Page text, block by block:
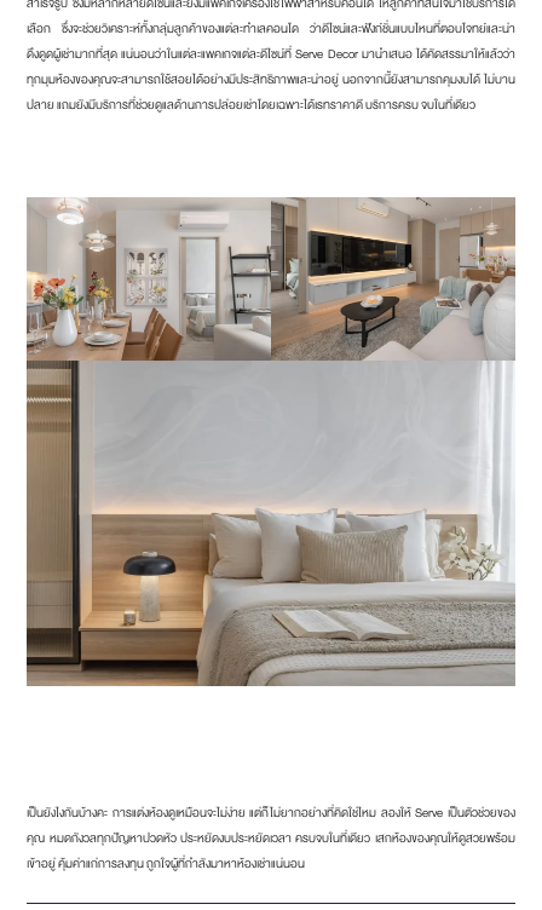
เลือก ซึ่งจะช่วยวิเคราะห์ทั้งกลุ่มลูกค้าของแต่ละทำเลคอนโด ว่าดีไซน์และฟังก์ชั่นแบบไหนที่ตอบโจทย์และน่า
ดึงดูดผู้เช่ามากที่สุด แน่นอนว่าในแต่ละแพคเกจแต่ละดีไซน์ที่ Serve Decor มานำเสนอ ได้คัดสรรมาให้แล้วว่า
ทุกมุมห้องของคุณจะสามารถใช้สอยได้อย่างมีประสิทธิภาพและน่าอยู่ นอกจากนี้ยังสามารถคุมงบได้ ไม่บาน
ปลาย แถมยังมีบริการที่ช่วยดูแลด้านการปล่อยเช่าโดยเฉพาะได้เรทราคาดี บริการครบ จบในที่เดียว
เป็นยังไงกันบ้างคะ การแต่งห้องดูเหมือนจะไม่ง่าย แต่ก็ไม่ยากอย่างที่คิดใช่ไหม ลองให้ Serve เป็นตัวช่วยของ
คุณ หมดกังวลทุกปัญหาปวดหัว ประหยัดงบประหยัดเวลา ครบจบในที่เดียว เสกห้องของคุณให้ดูสวยพร้อม
เข้าอยู่ คุ้มค่าแก่การลงทุน ถูกใจผู้ที่กำลังมาหาห้องเช่าแน่นอน